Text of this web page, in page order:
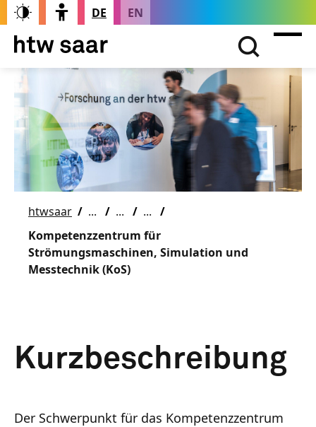
DE EN
htwsaar
Kompetenzzentrum für
Strömungsmaschinen, Simulation und
Messtechnik (KoS)
Kurzbeschreibung
Der Schwerpunkt für das Kompetenzzentrum